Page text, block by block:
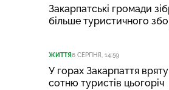
Закарпатські громади
більше туристичного
ЖИТТЯ6 СЕРПНЯ, 14:59
У горах Закарпаття
сотню туристів цьогоріч